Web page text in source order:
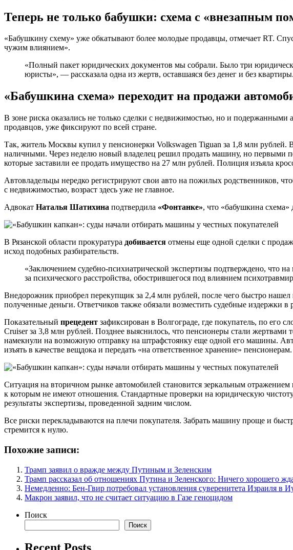
Теперь не только бабушки: схема с «внезапным
«Бабушкину схему» уже обкатывают более молодые продавцы, отмечает RT.
чужим влиянием».
«Полный пакет юридических документов мы собрали. Было три
юристы», — рассказала одна из жертв, оставшаяся без денег и без квартиры.
«Бабушкина схема» переходит на продажи
В зоне риска оказались не только сделки с недвижимостью, но и подержанными
продавцов, уже фиксируют по всей стране.
Так, житель Москвы купил у пенсионерки Volkswagen Tiguan за 1,8 млн
наличными. Через неделю новый владелец решил продать машину, но первыми
которые заставили ее продать имущество на 27 млн рублей. Полиция изъяла
Автовладельцы нередко регистрируют свои авто на пожилых родственников,
с недвижимостью, возраст здесь уже не главное.
Адвокат Наталья Шатихина подтвердила «Фонтанке», что «бабушкина схема»
В Рязанской области прокуратура добивается отмены еще одной сделки с
исход подобных разбирательств.
«Заключением судебно-психиатрической экспертизы подтверждено, что
за психического расстройства, обострившегося под влиянием
Внедорожник приобрел перекупщик за 2,4 млн рублей, после чего быстро
полученные деньги. Ответчиков также обязали возместить судебные издержки в
Показательный прецедент зафиксирован в Волгограде, где покупатель, по его
Cruiser за 3,8 млн рублей. Позднее выяснилось, что пенсионеры стали
намекнули на возможную отправку на штрафстоянку еще одной его машины.
изъять в качестве вещдока и передать «на ответственное хранение» пенсионерам.
Ситуация на вторичном рынке автомобилей становится зеркальным
к которым не имеют отношения. Стандартные проверки на юридическую
результаты экспертизы, проведенной задним числом.
Все риски перекладываются на плечи покупателя. Забрать машину проще и
стремится к нулю.
Похожие записи:
Трамп заявил о вражде между Путиным и Зеленским
Трамп рассказал об отношениях Путина и Зеленского: Ничего хорошего
Немедленно: Бен-Гвир потребовал установления суверенитета Израиля в
Макрон заявил, что не считает ситуацию в Газе геноцидом
Поиск
Поиск
Recent Posts